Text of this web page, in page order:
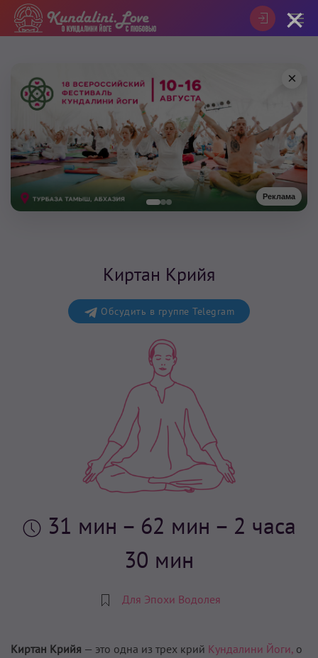
Реклама
×
Киртан Крийя
Обсудить в группе Telegram
31 мин – 62 мин – 2 часа
30 мин
Для Эпохи Водолея
Киртан Крийя — это одна из трех крий Кундалини Йоги, о
×